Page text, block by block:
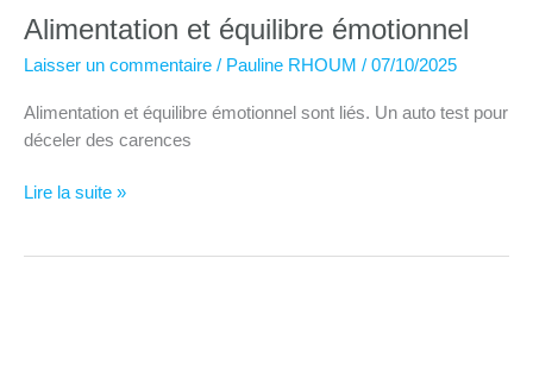
Alimentation et équilibre émotionnel
Laisser un commentaire / Pauline RHOUM / 07/10/2025
Alimentation et équilibre émotionnel sont liés. Un auto test pour
déceler des carences
Alimentation
Lire la suite »